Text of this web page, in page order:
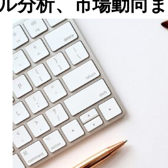
分析、市場動向